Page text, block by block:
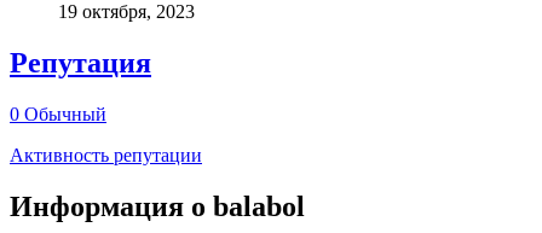
19 октября, 2023
Репутация
0 Обычный
Активность репутации
Информация о balabol